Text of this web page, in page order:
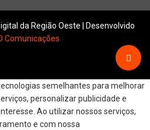
da Região Oeste | Desenvolvido
Comunicações
semelhantes para melhorar
personalizar publicidade e
Ao utilizar nossos serviços,
e com nossa